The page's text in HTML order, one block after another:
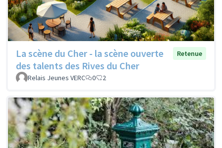
La scène du Cher - la scène ouverte
des talents des Rives du Cher
Retenue
Relais Jeunes VERC 0 2